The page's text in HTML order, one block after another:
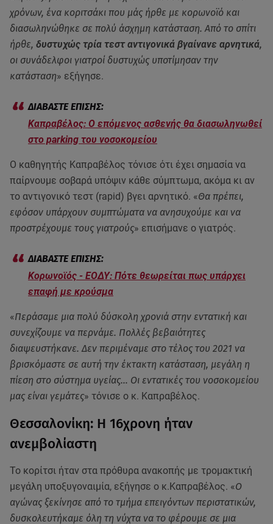
χρόνων, ένα κοριτσάκι που μάς ήρθε με κορωνοϊό και
διασωληνώθηκε σε πολύ άσχημη κατάσταση. Από το σπίτι
ήρθε, δυστυχώς τρία τεστ αντιγονικά βγαίνανε αρνητικά,
οι συνάδελφοι γιατροί δυστυχώς υποτίμησαν την
κατάσταση» εξήγησε.
Καπραβέλος: Ο επόμενος ασθενής θα διασωληνωθεί
στο parking του νοσοκομείου
Ο καθηγητής Καπραβέλος τόνισε ότι έχει σημασία να
παίρνουμε σοβαρά υπόψιν κάθε σύμπτωμα, ακόμα κι αν
το αντιγονικό τεστ (rapid) βγει αρνητικό. «Θα πρέπει,
εφόσον υπάρχουν συμπτώματα να ανησυχούμε και να
προστρέχουμε τους γιατρούς» επισήμανε ο γιατρός.
Κορωνοϊός - ΕΟΔΥ: Πότε θεωρείται πως υπάρχει
επαφή με κρούσμα
«Περάσαμε μια πολύ δύσκολη χρονιά στην εντατική και
συνεχίζουμε να περνάμε. Πολλές βεβαιότητες
διαψευστήκανε. Δεν περιμέναμε στο τέλος του 2021 να
βρισκόμαστε σε αυτή την έκτακτη κατάσταση, μεγάλη η
πίεση στο σύστημα υγείας… Οι εντατικές του νοσοκομείου
μας είναι γεμάτες» τόνισε ο κ. Καπραβέλος.
Θεσσαλονίκη: Η 16χρονη ήταν
ανεμβολίαστη
Το κορίτσι ήταν στα πρόθυρα ανακοπής με τρομακτική
μεγάλη υποξυγοναιμία, εξήγησε ο κ.Καπραβέλος. «Ο
αγώνας ξεκίνησε από το τμήμα επειγόντων περιστατικών,
δυσκολευτήκαμε όλη τη νύχτα να το φέρουμε σε μια